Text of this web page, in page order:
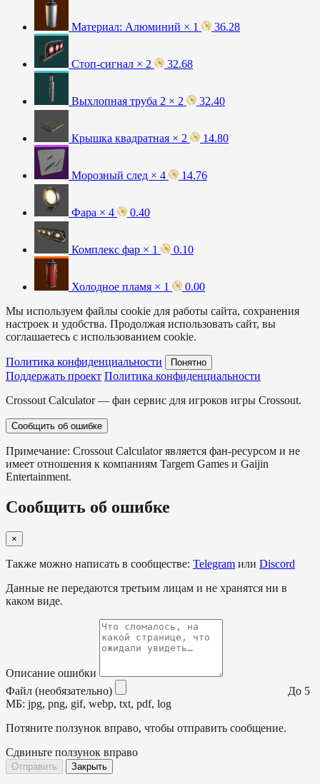
Материал: Алюминий × 1 36.28
Стоп-сигнал × 2 32.68
Выхлопная труба 2 × 2 32.40
Крышка квадратная × 2 14.80
Морозный след × 4 14.76
Фара × 4 0.40
Комплекс фар × 1 0.10
Холодное пламя × 1
0.00
Мы используем файлы cookie для работы сайта, сохранения
настроек и удобства. Продолжая использовать сайт, вы
соглашаетесь с использованием cookie.
Политика конфиденциальности Понятно
Поддержать проект Политика конфиденциальности
Crossout Calculator — фан сервис для игроков игры Crossout.
Сообщить об ошибке
Примечание: Crossout Calculator является фан-ресурсом и не
имеет отношения к компаниям Targem Games и Gaijin
Entertainment.
Сообщить об ошибке
×
Также можно написать в сообществе: Telegram или Discord
Данные не передаются третьим лицам и не хранятся ни в
каком виде.
Описание ошибки
Файл (необязательно)
До 5
МБ: jpg, png, gif, webp, txt, pdf, log
Потяните ползунок вправо, чтобы отправить сообщение.
Сдвиньте ползунок вправо
Отправить Закрыть